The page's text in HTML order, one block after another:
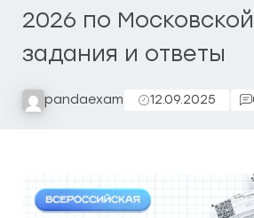
2026 по
задания и ответы
pandaexam 12.09.2025